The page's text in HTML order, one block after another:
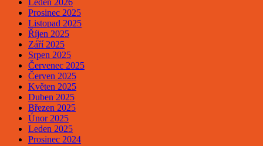
Prosinec 2025
Listopad 2025
Říjen 2025
Září 2025
Srpen 2025
Červenec 2025
Červen 2025
Květen 2025
Duben 2025
Březen 2025
Únor 2025
Leden 2025
Prosinec 2024